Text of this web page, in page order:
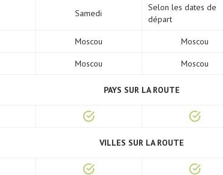
Samedi
Selon les dates de
départ
Moscou Moscou
Moscou Moscou
PAYS SUR LA ROUTE
VILLES SUR LA ROUTE